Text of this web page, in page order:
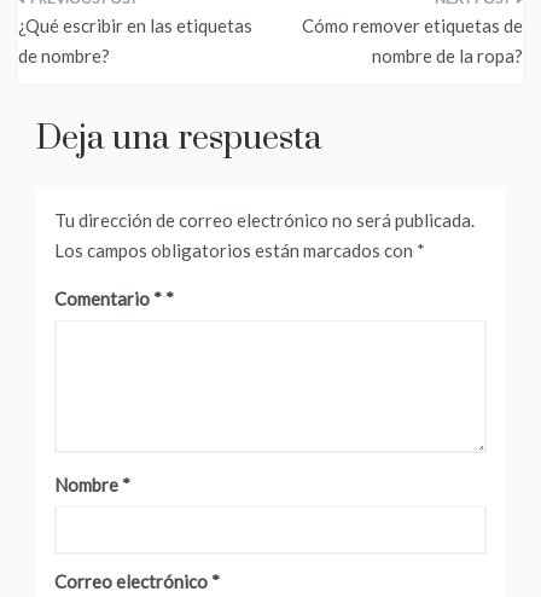
Navegación
de
¿Qué escribir en las etiquetas
de nombre?
Cómo remover etiquetas de
nombre de la ropa?
Deja una respuesta
Tu dirección de correo electrónico no será publicada.
Los campos obligatorios están marcados con *
Comentario *
Nombre *
Correo electrónico *